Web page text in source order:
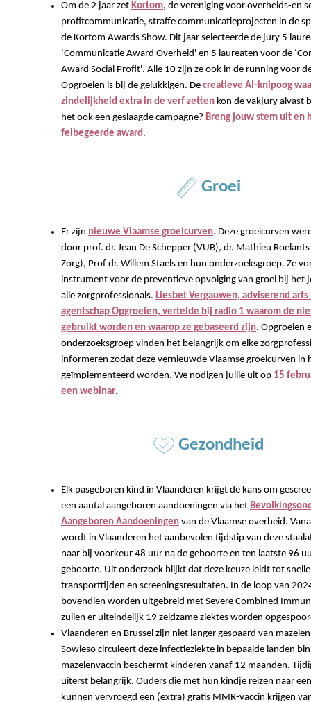
Om de 2 jaar zet Kortom, de vereniging voor overheids-en
profitcommunicatie, straffe communicatieprojecten in de
de Kortom Awards Show. Dit jaar selecteerde de jury 5
‘Communicatie Award Overheid' en 5 laureaten voor de
Award Social Profit'. Alle 10 zijn ze ook in de running voor
Opgroeien is bij de gelukkigen. De creatieve AI-knipoog
zindelijkheid extra in de verf zetten kon de vakjury alvast
het ook een geslaagde campagne? Breng jouw stem uit en
felbegeerde award.
Groei
Er zijn nieuwe Vlaamse groeicurven. Deze groeicurven
door prof. dr. Jean De Schepper (VUB), dr. Mathieu
Zorg), Prof dr. Willem Staels en hun onderzoeksgroep. Ze
instrument voor de preventieve opvolging van groei bij het
alle zorgprofessionals. Liesbet Vergauwen, adviserend
agentschap Opgroeien, vertelde bij radio 1 waarom de
gebruikt worden en waarop ze gebaseerd zijn. Opgroeien
onderzoeksgroep vinden het belangrijk om elke
informeren zodat deze vernieuwde Vlaamse groeicurven in
geïmplementeerd worden. We nodigen jullie uit op 15
een webinar.
Gezondheid
Elk pasgeboren kind in Vlaanderen krijgt de kans om
een aantal aangeboren aandoeningen via het
Aangeboren Aandoeningen van de Vlaamse overheid.
wordt in Vlaanderen het aanbevolen tijdstip van deze
naar bij voorkeur 48 uur na de geboorte en ten laatste 96
geboorte. Uit onderzoek blijkt dat deze keuze leidt tot
transporttijden en screeningsresultaten. In de loop van
bovendien worden uitgebreid met Severe Combined
zullen er uiteindelijk 19 zeldzame ziektes worden
Vlaanderen en Brussel zijn niet langer gespaard van
Sowieso circuleert deze infectieziekte in bepaalde landen
mazelenvaccin beschermt kinderen vanaf 12 maanden.
uiterst belangrijk. Ouders die met hun kindje reizen naar
kunnen vervroegd een (extra) gratis MMR-vaccin krijgen